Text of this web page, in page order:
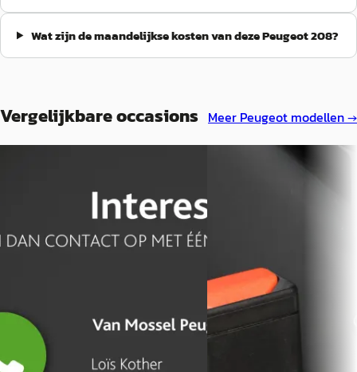
Wat zijn de maandelijkse kosten van deze Peugeot 208?
Vergelijkbare occasions Meer Peugeot modellen →
€ 18.440
2023 · 23.996 km · Benzine ·
Handgeschakeld
Nieuw binnen
v.a. € 475/mnd
Boven markt